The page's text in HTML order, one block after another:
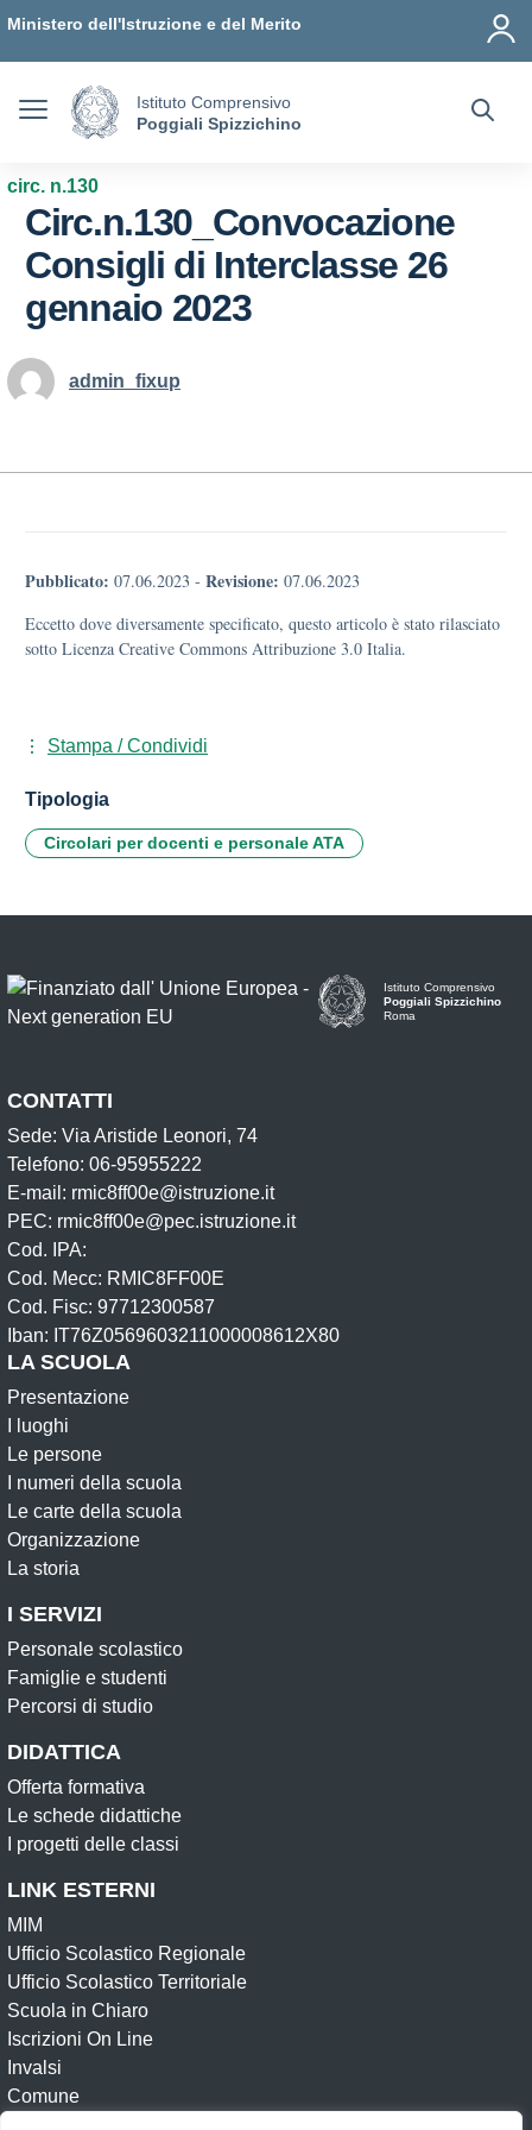
Ministero dell'Istruzione e del Merito
Istituto Comprensivo
Poggiali Spizzichino
circ. n.130
Circ.n.130_Convocazione
Consigli di Interclasse 26
gennaio 2023
admin_fixup
Pubblicato: 07.06.2023 - Revisione: 07.06.2023
Eccetto dove diversamente specificato, questo articolo è stato rilasciato
sotto Licenza Creative Commons Attribuzione 3.0 Italia.
Stampa / Condividi
Tipologia
Circolari per docenti e personale ATA
Istituto Comprensivo
Poggiali Spizzichino
Roma
CONTATTI
Sede: Via Aristide Leonori, 74
Telefono: 06-95955222
E-mail: rmic8ff00e@istruzione.it
PEC: rmic8ff00e@pec.istruzione.it
Cod. IPA:
Cod. Mecc: RMIC8FF00E
Cod. Fisc: 97712300587
Iban: IT76Z0569603211000008612X80
LA SCUOLA
Presentazione
I luoghi
Le persone
I numeri della scuola
Le carte della scuola
Organizzazione
La storia
I SERVIZI
Personale scolastico
Famiglie e studenti
Percorsi di studio
DIDATTICA
Offerta formativa
Le schede didattiche
I progetti delle classi
LINK ESTERNI
MIM
Ufficio Scolastico Regionale
Ufficio Scolastico Territoriale
Scuola in Chiaro
Iscrizioni On Line
Invalsi
Comune